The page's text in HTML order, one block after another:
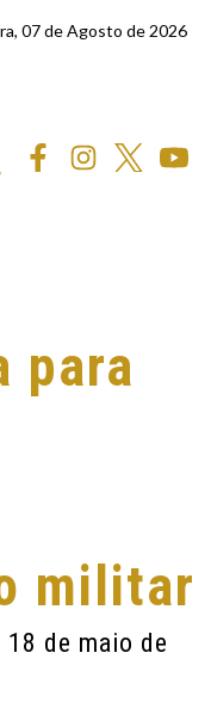
07 de Agosto de 2026
para
militar
18 de maio de